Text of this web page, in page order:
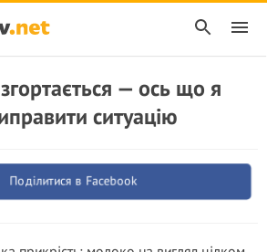
— ось що я
ситуацію
Поділитися в Facebook